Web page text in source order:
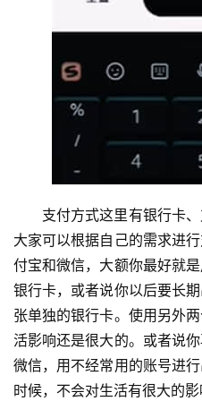
支付方式这里有银行卡
大家可以根据自己的需求进
付宝和微信，大额你最好就
银行卡，或者说你以后要长
张单独的银行卡。使用另外
活影响还是很大的。或者说
微信，用不经常用的账号进
时候，不会对生活有很大的影